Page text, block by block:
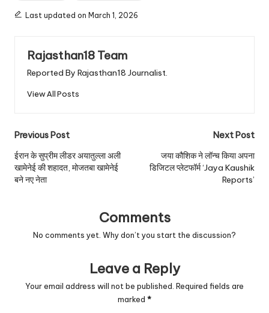
Last updated on March 1, 2026
Rajasthan18 Team
Reported By Rajasthan18 Journalist.
View All Posts
Post
navigation
Previous Post
ईरान के सुप्रीम लीडर अयातुल्ला अली
खामेनेई की शहादत, मोजतबा खामेनेई
बने नए नेता
Next Post
जया कौशिक ने लॉन्च किया अपना
डिजिटल प्लेटफॉर्म ‘Jaya Kaushik
Reports’
Comments
No comments yet. Why don’t you start the discussion?
Leave a Reply
Your email address will not be published. Required fields are
marked *